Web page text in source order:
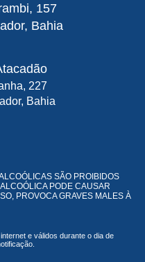
157
Bahia
227
Bahia
SÃO PROIBIDOS
PODE CAUSAR
PROVOCA GRAVES MALES À
e válidos durante o dia de